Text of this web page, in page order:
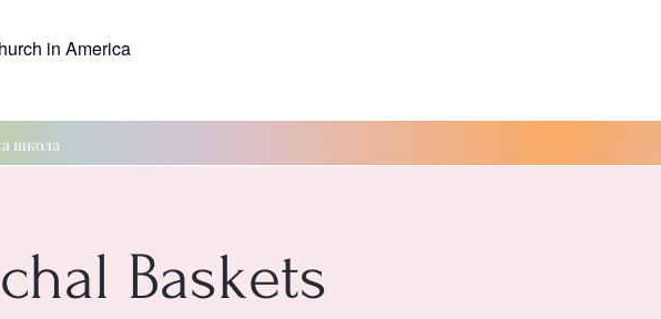
in America
школа
Baskets